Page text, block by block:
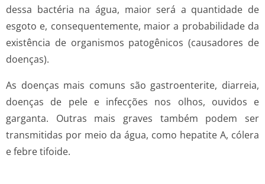
dessa bactéria na água, maior será a quantidade de
esgoto e, consequentemente, maior a probabilidade da
existência de organismos patogênicos (causadores de
doenças).
As doenças mais comuns são gastroenterite, diarreia,
doenças de pele e infecções nos olhos, ouvidos e
garganta. Outras mais graves também podem ser
transmitidas por meio da água, como hepatite A, cólera
e febre tifoide.